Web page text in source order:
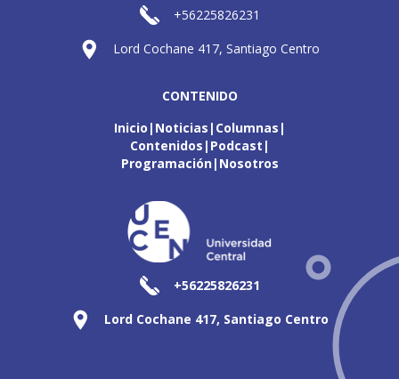
+56225826231
Lord Cochane 417, Santiago Centro
CONTENIDO
Inicio Noticias Columnas
Contenidos Podcast
Programación Nosotros
+56225826231
Lord Cochane 417, Santiago Centro